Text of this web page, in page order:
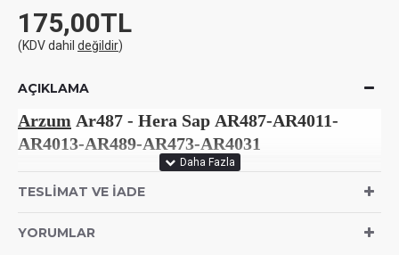
175,00TL
(KDV dahil değildir)
AÇIKLAMA
Arzum Ar487 - Hera Sap AR487-AR4011-
AR4013-AR489-AR473-AR4031
TESLIMAT VE İADE
YORUMLAR